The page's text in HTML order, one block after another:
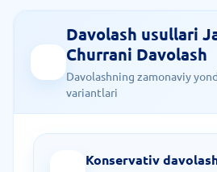
shifokor o'tkir faza o'tgandan keyin
gimnastikasi, korset, yoqa va
og'riq boshlangan birinchi kundan
Davolash usullari
Churrani Davolash
Davolashning zamonaviy
variantlari
Konservativ